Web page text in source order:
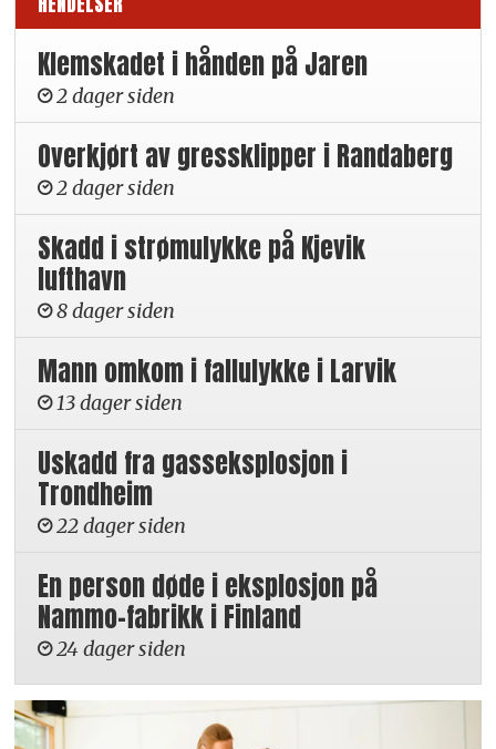
Klemskadet i hånden på Jaren
2 dager siden
Overkjørt av gressklipper i Randaberg
2 dager siden
Skadd i strømulykke på Kjevik
lufthavn
8 dager siden
Mann omkom i fallulykke i Larvik
13 dager siden
Uskadd fra gasseksplosjon i
Trondheim
22 dager siden
En person døde i eksplosjon på
Nammo-fabrikk i Finland
24 dager siden